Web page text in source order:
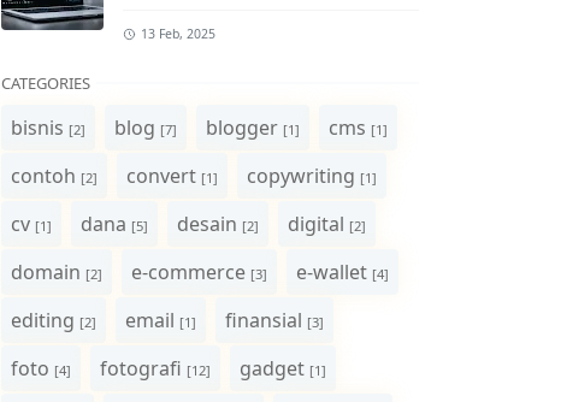
13 Feb, 2025
CATEGORIES
bisnis [2] blog [7] blogger [1] cms [1]
contoh [2] convert [1] copywriting [1]
cv [1] dana [5] desain [2] digital [2]
domain [2] e-commerce [3] e-wallet [4]
editing [2] email [1] finansial [3]
foto [4] fotografi [12] gadget [1]